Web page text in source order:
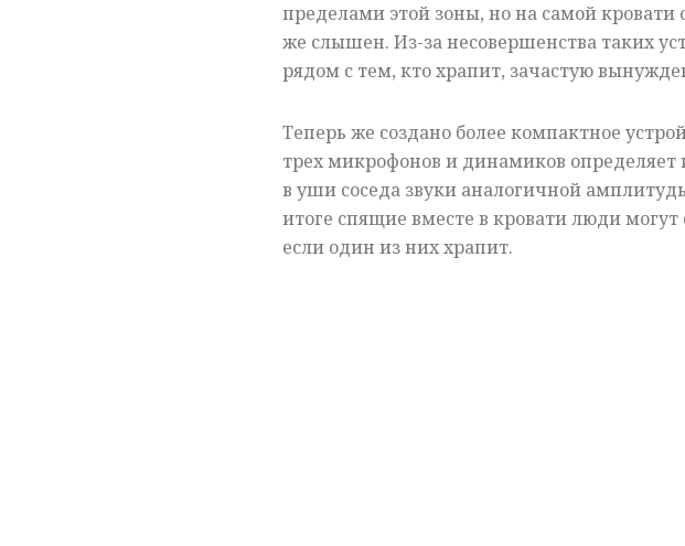
пределами этой зоны, но на самой кровати
же слышен. Из-за несовершенства таких
рядом с тем, кто храпит, зачастую
Теперь же создано более компактное
трех микрофонов и динамиков определяет
в уши соседа звуки аналогичной
итоге спящие вместе в кровати люди
если один из них храпит.